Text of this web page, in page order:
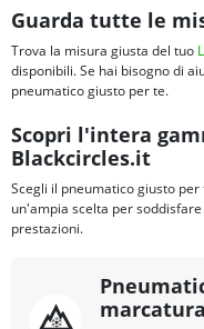
Guarda tutte le
Trova la misura giusta del tuo
disponibili. Se hai bisogno di
pneumatico giusto per te.
Scopri l'intera
Blackcircles.it
Scegli il pneumatico giusto per
un'ampia scelta per
prestazioni.